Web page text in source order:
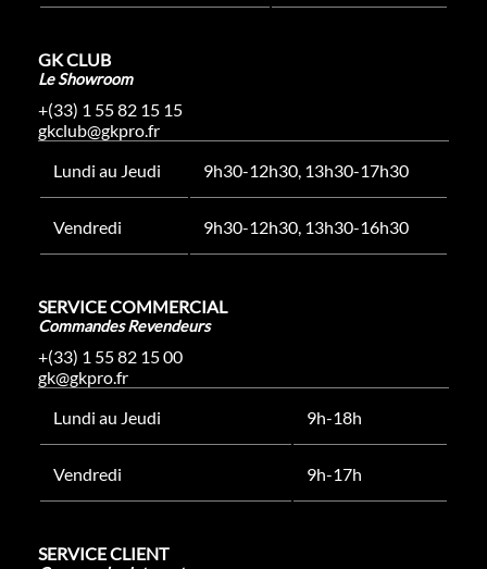
GK CLUB
Le Showroom
+(33) 1 55 82 15 15
gkclub@gkpro.fr
Lundi au Jeudi
9h30-12h30, 13h30-17h30
Vendredi 9h30-12h30, 13h30-16h30
SERVICE COMMERCIAL
Commandes Revendeurs
+(33) 1 55 82 15 00
gk@gkpro.fr
Lundi au Jeudi
9h-18h
Vendredi 9h-17h
SERVICE CLIENT